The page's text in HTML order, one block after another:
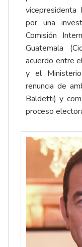
por una
Comisión
Guatemala
acuerdo entre
y el
renuncia de
Baldetti) y
proceso